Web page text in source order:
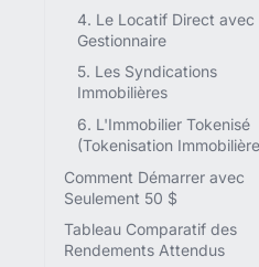
4. Le Locatif Direct avec
Gestionnaire
5. Les Syndications
Immobilières
6. L'Immobilier Tokenisé
(Tokenisation
Comment Démarrer avec
Seulement 50 $
Tableau Comparatif des
Rendements Attendus